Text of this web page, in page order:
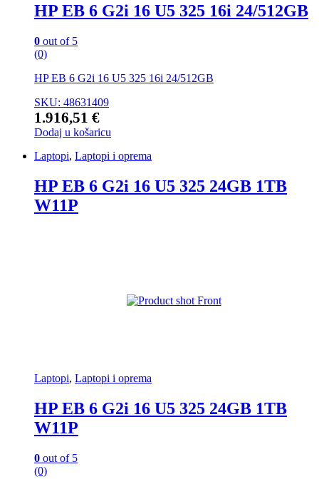
HP EB 6 G2i 16 U5 325 16i 24/512GB
0 out of 5
(0)
HP EB 6 G2i 16 U5 325 16i 24/512GB
SKU: 48631409
1.916,51 €
Dodaj u košaricu
Laptopi, Laptopi i oprema
HP EB 6 G2i 16 U5 325 24GB 1TB
W11P
Laptopi, Laptopi i oprema
HP EB 6 G2i 16 U5 325 24GB 1TB
W11P
0 out of 5
(0)